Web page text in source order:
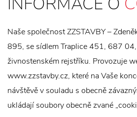
Naše společnost ZZSTAVBY –
895, se sídlem Traplice 451, 687 04,
živnostenském rejstříku. Provozuje
www.zzstavby.cz, které na Vaše
návštěvě v souladu s obecně
ukládají soubory obecně zvané